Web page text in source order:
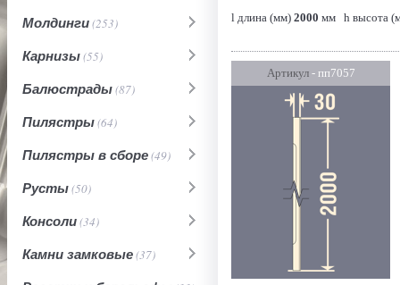
Молдинги(253)
Карнизы(55)
Балюстрады(87)
Пилястры(64)
Пилястры в сборе(49)
Русты(50)
Консоли(34)
Камни замковые(37)
l длина (мм) 2000 мм h высота
Артикул- пп7057